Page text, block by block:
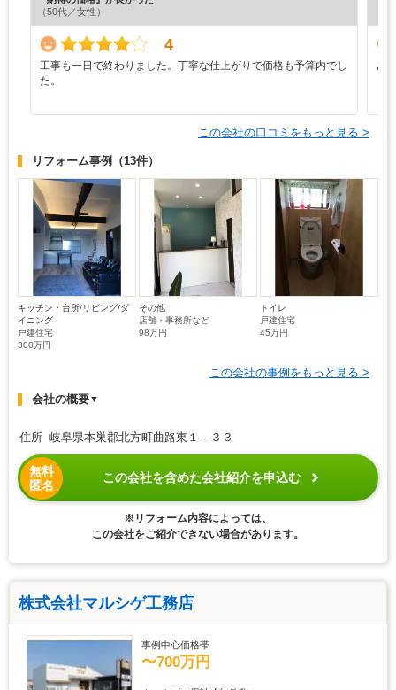
（50代／女性）
4
工事も一日で終わりました。丁寧な仕上がりで価格も予算内でし
た。
あ
この会社の口コミをもっと見る >
リフォーム事例 （13件）
キッチン・台所/リビング/ダ
イニング
戸建住宅
300万円
その他
店舗・事務所など
98万円
トイレ
戸建住宅
45万円
この会社の事例をもっと見る >
会社の概要▼
住所 岐阜県本巣郡北方町曲路東１―３３
無料
匿名
この会社を含めた会社紹介を申込む
※リフォーム内容によっては、
この会社をご紹介できない場合があります。
株式会社マルシゲ工務店
事例中心価格帯
〜700万円